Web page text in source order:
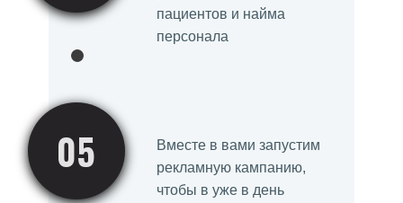
пациентов и найма
персонала
Вместе в вами запустим
рекламную кампанию,
чтобы в уже в день
05